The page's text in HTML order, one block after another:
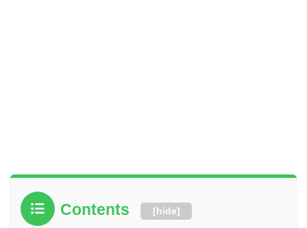
Contents [hide]